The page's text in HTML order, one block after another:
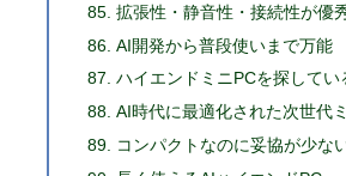
拡張性・静音性・接続性が優
AI開発から普段使いまで万能
ハイエンドミニPCを探してい
AI時代に最適化された次世代
コンパクトなのに妥協が少な